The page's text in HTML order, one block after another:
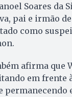
Soares da
pai e irmão
como
afirma que
em frente
permanecendo